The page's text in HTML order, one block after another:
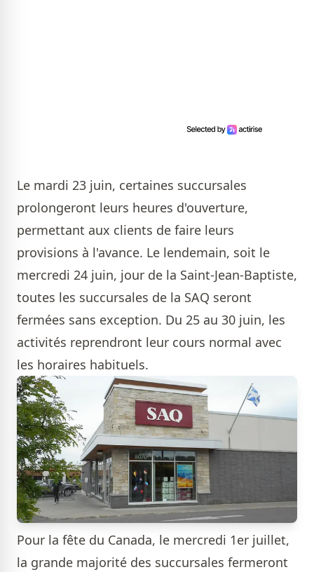
Le mardi 23 juin, certaines succursales
prolongeront leurs heures d'ouverture,
permettant aux clients de faire leurs
provisions à l'avance. Le lendemain, soit le
mercredi 24 juin, jour de la Saint-Jean-Baptiste,
toutes les succursales de la SAQ seront
fermées sans exception. Du 25 au 30 juin, les
activités reprendront leur cours normal avec
les horaires habituels.
Pour la fête du Canada, le mercredi 1er juillet,
la grande majorité des succursales fermeront